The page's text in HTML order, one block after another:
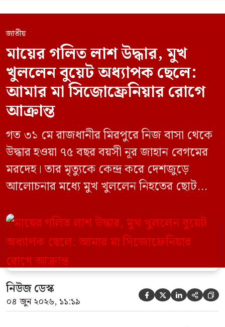
জাতীয়
মায়ের গলিত লাশ উদ্ধার, মুখ
খুললেন বুয়েট অধ্যাপক ছেলে:
আমার মা সিজোফ্রেনিয়ার রোগে
আক্রান্ত
গত ৩১ মে রাজধানীর মিরপুরে নিজ বাসা থেকে
উদ্ধার হওয়া ৭৫ বছর বয়সী নূর জাহান বেগমের
মরদেহ। তার মৃত্যুকে কেন্দ্র করে দেশজুড়ে
আলোচনার মধ্যে মুখ খুললেন নিহতের ছোট
(বুয়েট) অধ্যাপক একেএম আশিকুর রহমান।
তিনি পরিবারের বিরুদ্ধে ছড়ানো বিভিন্ন তথ্যকে
মিথ্যা বলে দাবি করেছেন। বুধবার (৩ জুন)
গণমাধ্যমে দেওয়া বক্তব্যে তিনি এই […]
নিউজ ডেস্ক
০৪ জুন ২০২৬, ১১:১৯     